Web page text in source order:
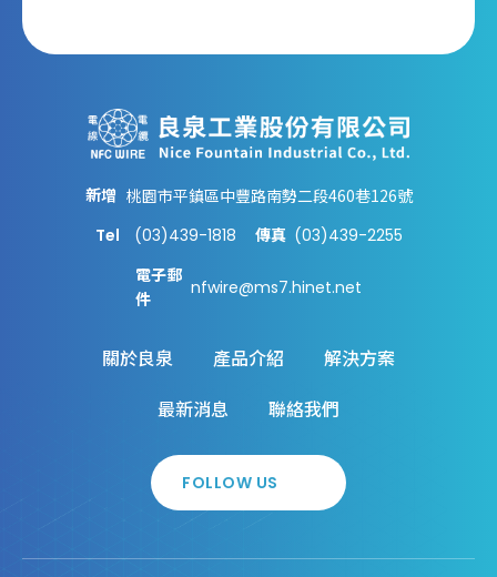
新增 桃園市平鎮區中豐路南勢二段460巷126號
Tel
(03)439-1818 傳真 (03)439-2255
電子郵
件
nfwire@ms7.hinet.net
關於良泉 產品介紹
解決方案
最新消息
聯絡我們
FOLLOW US